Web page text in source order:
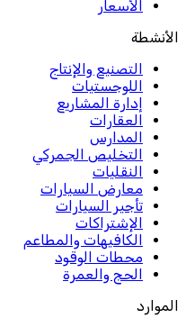
الأسعار
الأنشطة
التصنيع والإنتاج
اللوجستيات
إدارة المشاريع
العقارات
المدارس
التخليص الجمركي
النقليات
معارض السيارات
تأجير السيارات
الإشتراكات
الكافيهات والمطاعم
محطات الوقود
الحج والعمرة
الموارد